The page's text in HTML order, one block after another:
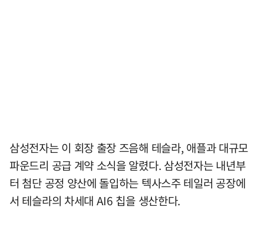
삼성전자는 이 회장 출장 즈음해 테슬라, 애플과 대규모
파운드리 공급 계약 소식을 알렸다. 삼성전자는 내년부
터 첨단 공정 양산에 돌입하는 텍사스주 테일러 공장에
서 테슬라의 차세대 AI6 칩을 생산한다.